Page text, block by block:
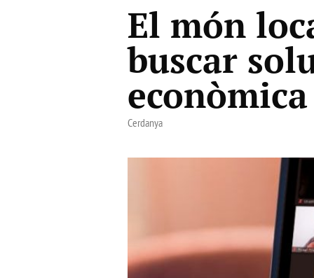
El món
buscar
econòmica
Cerdanya